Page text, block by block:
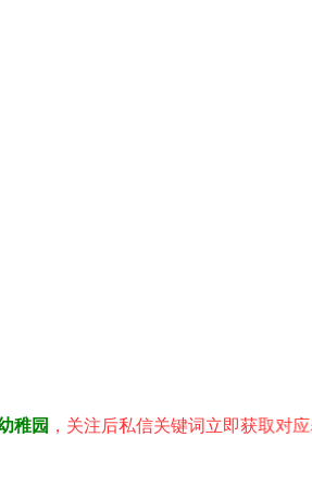
，关注后私信关键词立即获取对应表情